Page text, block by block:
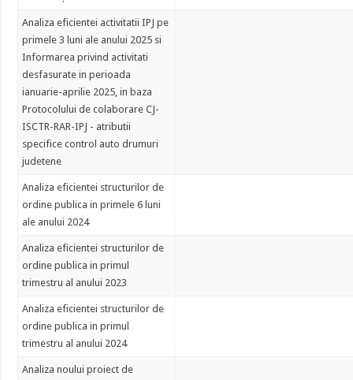
Analiza eficientei activitatii IPJ pe
primele 3 luni ale anului 2025 si
Informarea privind activitati
desfasurate in perioada
ianuarie-aprilie 2025, in baza
Protocolului de colaborare CJ-
ISCTR-RAR-IPJ - atributii
specifice control auto drumuri
judetene
Analiza eficientei structurilor de
ordine publica in primele 6 luni
ale anului 2024
Analiza eficientei structurilor de
ordine publica in primul
trimestru al anului 2023
Analiza eficientei structurilor de
ordine publica in primul
trimestru al anului 2024
Analiza noului proiect de